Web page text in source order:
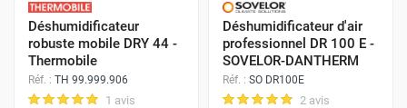
Déshumidificateur
robuste mobile DRY 44 -
Thermobile
Réf. : TH 99.999.906
1 avis
Déshumidificateur d'air
professionnel DR 100 E -
SOVELOR-DANTHERM
Réf. : SO DR100E
2 avis